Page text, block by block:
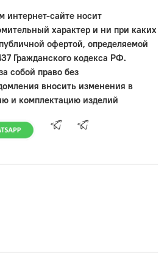
сайте носит
характер и ни при каких
офертой, определяемой
Гражданского кодекса РФ.
собой право без
вносить изменения в
и комплектацию изделий